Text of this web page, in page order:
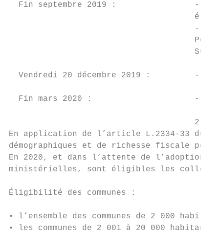
Fin septembre 2019 :                -
-
Vendredi 20 décembre 2019 :         -
Fin mars 2020 :                     -
2 -
En application de l’article L.2334-33 du
démographiques et de richesse fiscale
En 2020, et dans l’attente de l’adoption
ministérielles, sont éligibles les
Éligibilité des communes :
• l’ensemble des communes de 2 000
• les communes de 2 001 à 20 000